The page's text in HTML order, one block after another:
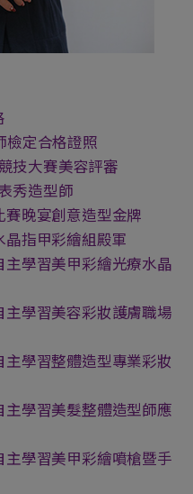
檢定合格證照
技大賽美容評審
秀造型師
賽晚宴創意造型金牌
晶指甲彩繪組殿軍
學習美甲彩繪光療水晶
學習美容彩妝護膚職場
學習整體造型專業彩妝
學習美髮整體造型師應
學習美甲彩繪噴槍暨手